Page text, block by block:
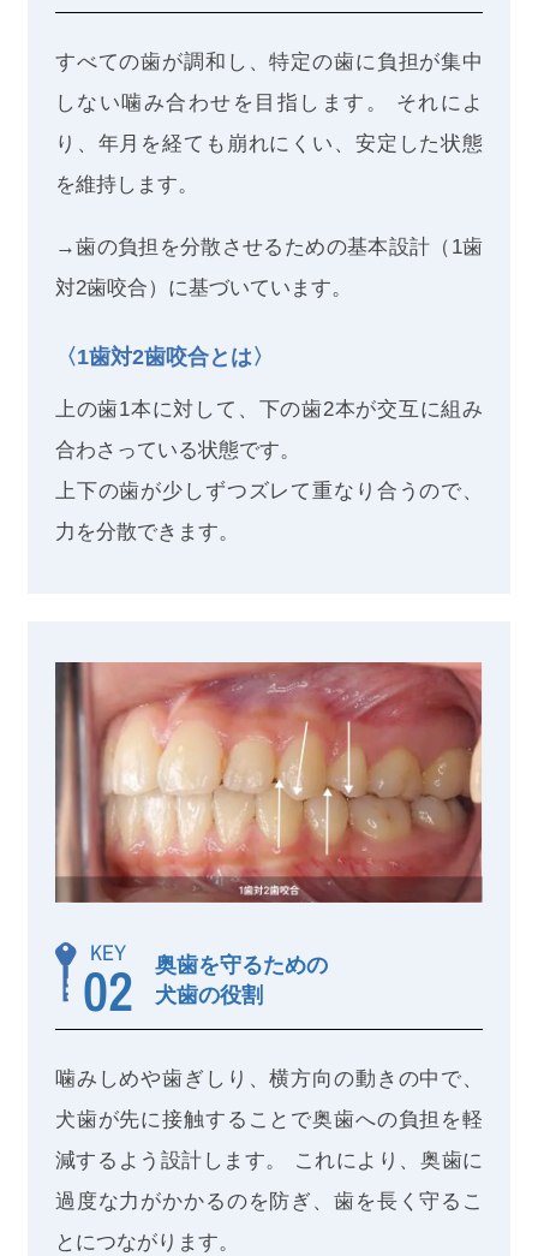
すべての歯が調和し、特定の歯に負担が集中
しない噛み合わせを目指します。 それによ
り、年月を経ても崩れにくい、安定した状態
を維持します。
→歯の負担を分散させるための基本設計（1歯
対2歯咬合）に基づいています。
〈1歯対2歯咬合とは〉
上の歯1本に対して、下の歯2本が交互に組み
合わさっている状態です。
上下の歯が少しずつズレて重なり合うので、
力を分散できます。
KEY
02
奥歯を守るための
犬歯の役割
噛みしめや歯ぎしり、横方向の動きの中で、
犬歯が先に接触することで奥歯への負担を軽
減するよう設計します。 これにより、奥歯に
過度な力がかかるのを防ぎ、歯を長く守るこ
とにつながります。